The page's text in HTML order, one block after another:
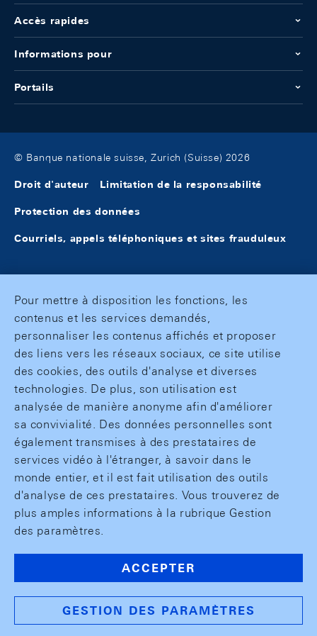
Accès rapides
Informations pour
Portails
© Banque nationale suisse, Zurich (Suisse) 2026
Droit d'auteur Limitation de la responsabilité
Protection des données
Courriels, appels téléphoniques et sites frauduleux
Pour mettre à disposition les fonctions, les
contenus et les services demandés,
personnaliser les contenus affichés et proposer
des liens vers les réseaux sociaux, ce site utilise
des cookies, des outils d'analyse et diverses
technologies. De plus, son utilisation est
analysée de manière anonyme afin d'améliorer
sa convivialité. Des données personnelles sont
également transmises à des prestataires de
services vidéo à l'étranger, à savoir dans le
monde entier, et il est fait utilisation des outils
d'analyse de ces prestataires. Vous trouverez de
plus amples informations à la rubrique Gestion
des paramètres.
ACCEPTER
GESTION DES PARAMÈTRES